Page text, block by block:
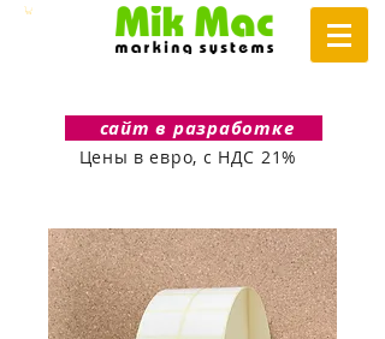
сайт в разработке
Цены в евро, с НДС 21%